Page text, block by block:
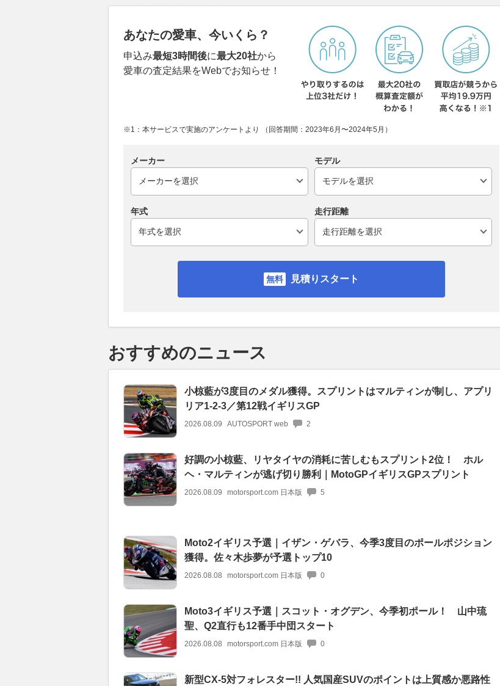
あなたの愛車、今いくら？
申込み最短3時間後に最大20社から
愛車の査定結果をWebでお知らせ！
※1：本サービスで実施のアンケートより （回答期間：2023年6月〜2024年5月）
メーカー モデル
年式 走行距離
見積りスタート
おすすめのニュース
小椋藍が3度目のメダル獲得。スプリントはマルティンが制し、アプリ
リア1-2-3／第12戦イギリスGP
2026.08.09 AUTOSPORT web 2
好調の小椋藍、リヤタイヤの消耗に苦しむもスプリント2位！ ホル
ヘ・マルティンが逃げ切り勝利｜MotoGPイギリスGPスプリント
2026.08.09 motorsport.com 日本版 5
Moto2イギリス予選｜イザン・ゲバラ、今季3度目のポールポジション
獲得。佐々木歩夢が予選トップ10
2026.08.08 motorsport.com 日本版 0
Moto3イギリス予選｜スコット・オグデン、今季初ポール！ 山中琉
聖、Q2直行も12番手中団スタート
2026.08.08 motorsport.com 日本版 0
新型CX-5対フォレスター!! 人気国産SUVのポイントは上質感か悪路性